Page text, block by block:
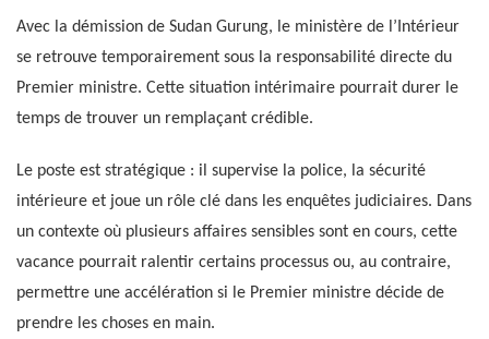
Avec la démission de Sudan Gurung, le ministère de l’Intérieur
se retrouve temporairement sous la responsabilité directe du
Premier ministre. Cette situation intérimaire pourrait durer le
temps de trouver un remplaçant crédible.
Le poste est stratégique : il supervise la police, la sécurité
intérieure et joue un rôle clé dans les enquêtes judiciaires. Dans
un contexte où plusieurs affaires sensibles sont en cours, cette
vacance pourrait ralentir certains processus ou, au contraire,
permettre une accélération si le Premier ministre décide de
prendre les choses en main.